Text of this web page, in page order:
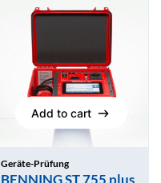
Add to cart
Add to cart
Geräte-Prüfung
BENNING ST 755 plus